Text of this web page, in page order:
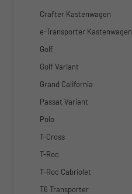
Crafter Kastenwagen
e-Transporter Kastenwagen
Golf
Golf Variant
Grand California
Passat Variant
Polo
T-Cross
T-Roc
T-Roc Cabriolet
T6 Transporter